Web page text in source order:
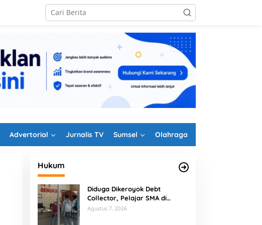
Advertorial Jurnalis TV Sumsel Olahraga
Hukum
Diduga Dikeroyok Debt
Collector, Pelajar SMA di
Bengkulu Tempuh Jalur Hukum
Agustus 7, 2026